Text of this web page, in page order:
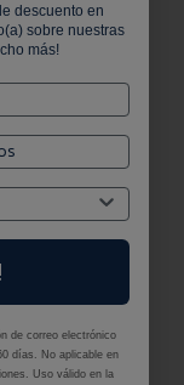
descuento en
sobre nuestras
más!
de correo electrónico
días. No aplicable en
Uso válido en la